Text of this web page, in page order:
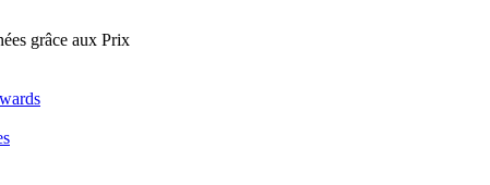
grâce aux Prix